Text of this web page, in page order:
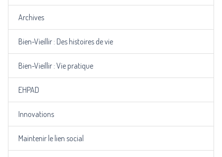
Archives
Bien-Vieillir : Des histoires de vie
Bien-Vieillir : Vie pratique
EHPAD
Innovations
Maintenir le lien social